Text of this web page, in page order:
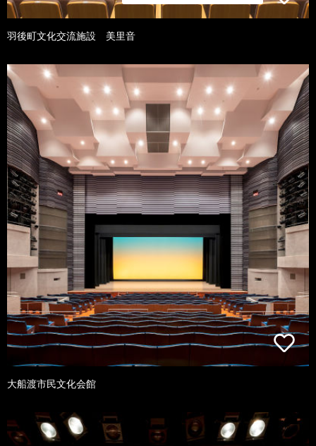
羽後町文化交流施設 美里音
大船渡市民文化会館